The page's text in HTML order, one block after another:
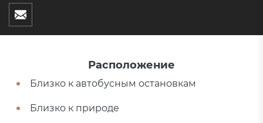
Расположение
Близко к автобусным остановкам
Близко к природе